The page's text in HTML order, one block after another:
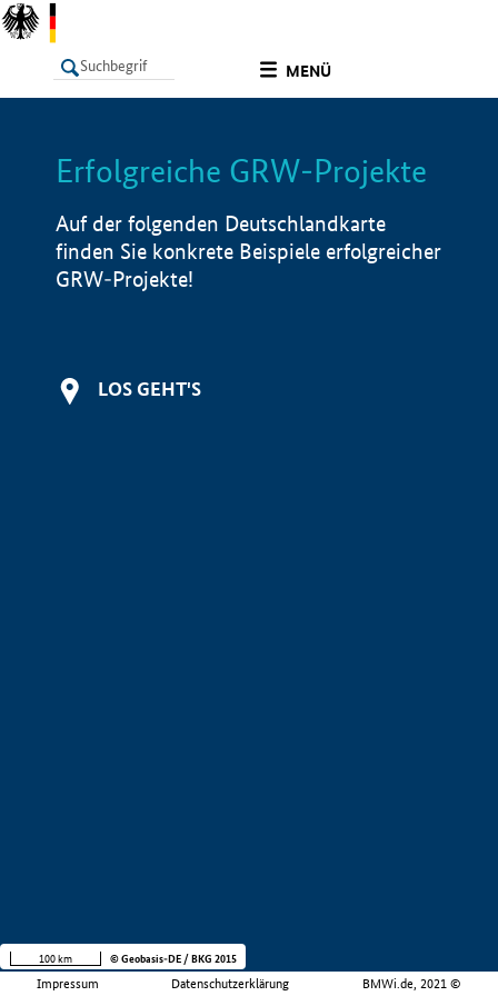
MENÜ
LISTE Info
Erfolgreiche GRW-Projekte
Auf der folgenden Deutschlandkarte
finden Sie konkrete Beispiele erfolgreicher
GRW-Projekte!
LOS GEHT'S
Impressum Datenschutzerklärung BMWi.de, 2021 ©
100 km © Geobasis-DE / BKG 2015